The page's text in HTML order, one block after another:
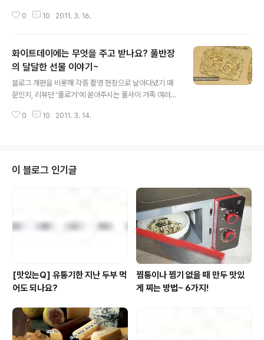
로 지난주 금요일에 방송된 MBC 스페셜 편의 도입부에 나
고 있잖아요. 그렇다보니 이번 MBC 스페셜 방송일을 손꼽
아 기다리며 보게 됐는데요. 바른먹거리 교육의 필요성에
대해 너무도 잘 나와있어 우리 풀사이 가족분들께 소개해
드리면 좋겠다는 생각이 들더라구요~ 미국,영국,프랑스,이
탈리아,일본 그리고 한국 세계 6개국의 바른먹거리 교육을
소개됐거든요. 나라별로 간단히 소개해 드리자면... 미국은
0 10 2011. 3. 16.
화이트데이에는 무엇을 주고 받나요? 풀반장
의 달달한 선물 이야기~
블로그 개편을 비롯해 각종 촬영 현장으로 날아다녔기 때
문인지, 리뷰단 '풀로거'에 쏟아주시는 풀사이 가족 여러분
소바람이 불어댔기 때문인지, 아니면 일본 대지진에 정신
다. 하지만 그것이 무엇인지는 생각나지 않고...... 뭔가 찜찜
함을 간직한채 주말을 보내고 월요일 출근을 위해 잠자리
에 들었습니다. "흐음.. 월요일.. 월요일.. 3월 14일.. 3월 1
4일... 허~억~!!! 3월 14일~ 화이트 데이 잖아!!!!" '화이트
데이'라는 단발마의 외침과 함께 자리를 박차고 일어난..
0 10 2011. 3. 14.
이 블로그 인기글
[맛있는Q] 유통기한 지난 두부 먹
어도 되나요?
찜통이나 찜기 없을 때 만두 맛있
게 찌는 방법~ 6가지!